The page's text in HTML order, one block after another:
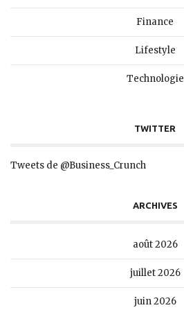
Finance
Lifestyle
Technologie
TWITTER
Tweets de @Business_Crunch
ARCHIVES
août 2026
juillet 2026
juin 2026